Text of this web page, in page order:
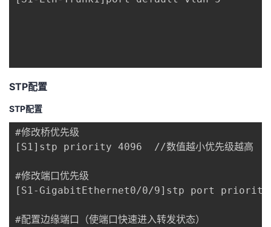
STP配置
STP配置
#修改桥优先级
[S1]stp priority 4096  //数值越小优先级越高
#修改端口优先级
[S1-GigabitEthernet0/0/9]stp port priority 32
#配置边缘端口（使端口快速进入转发状态）